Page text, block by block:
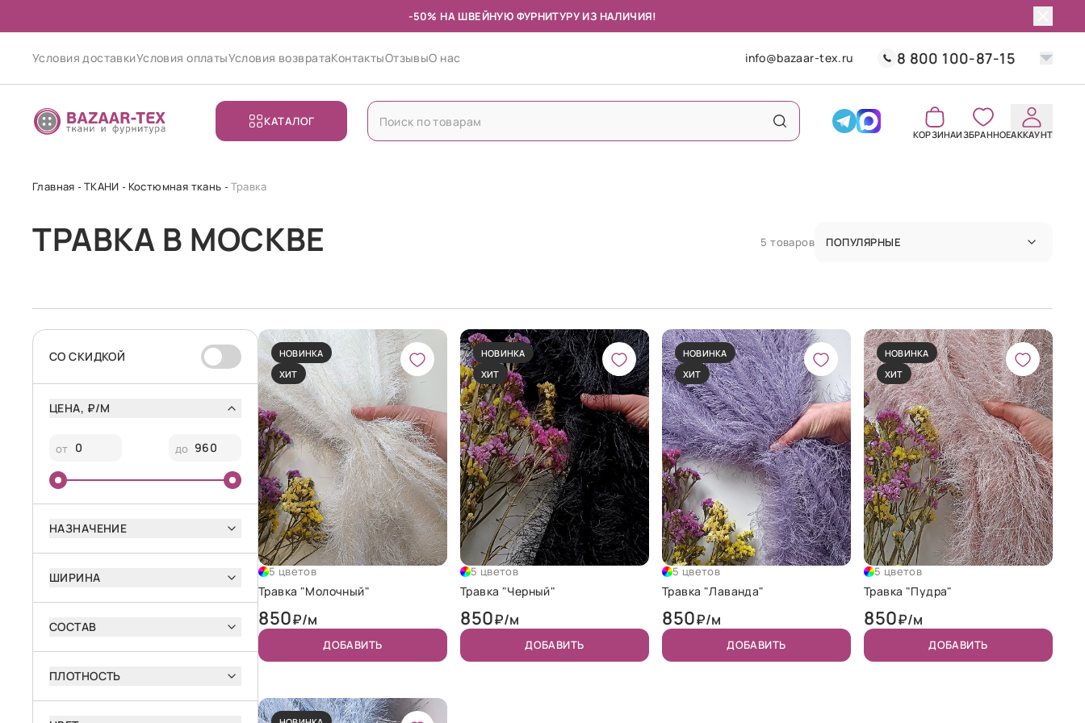
-50% НА ШВЕЙНУЮ ФУРНИТУРУ ИЗ НАЛИЧИЯ!
Условия доставкиУсловия оплатыУсловия возвратаКонтактыОтзывыО нас info@bazaar-tex.ru 8 800 100-87-15
КАТАЛОГ
КОРЗИНАИЗБРАННОЕАККАУНТ
Главная ТКАНИ Костюмная ткань Травка
ТРАВКА В МОСКВЕ 5 товаров ПОПУЛЯРНЫЕ
CО СКИДКОЙ
ЦЕНА, ₽/М
от до
НАЗНАЧЕНИЕ
ШИРИНА
СОСТАВ
ПЛОТНОСТЬ
НОВИНКА
ХИТ
5 цветов
Травка "Молочный"
850₽/м
ДОБАВИТЬ
НОВИНКА
ХИТ
5 цветов
Травка "Черный"
850₽/м
ДОБАВИТЬ
НОВИНКА
ХИТ
5 цветов
Травка "Лаванда"
850₽/м
ДОБАВИТЬ
НОВИНКА
ХИТ
5 цветов
Травка "Пудра"
850₽/м
ДОБАВИТЬ